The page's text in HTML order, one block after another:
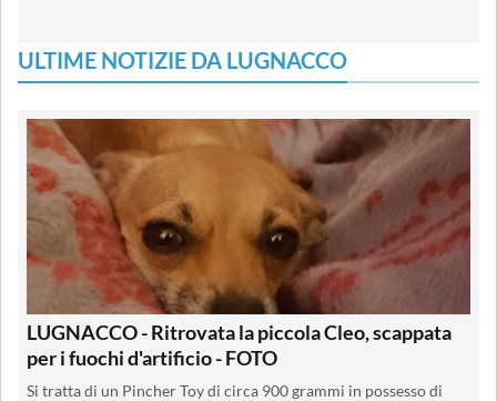
ULTIME NOTIZIE DA LUGNACCO
LUGNACCO - Ritrovata la piccola Cleo, scappata
per i fuochi d'artificio - FOTO
Si tratta di un Pincher Toy di circa 900 grammi in possesso di